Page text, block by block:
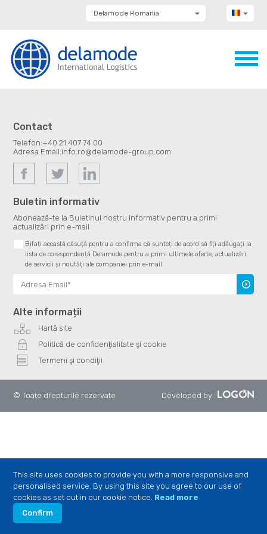
Delamode Romania
Delamode Bulgaria
Delamode Estonia
Delamode Latvia
Contact
Telefon:+40 21 407 74 00
Adresa Email:info.ro@delamode-group.com
Buletin informativ
Abonează-te la Buletinul nostru Informativ pentru a primi
actualizări prin e-mail
Bifați această căsuță pentru a confirma că sunteți de acord să fiți adăugați la
lista de corespondență Delamode pentru a primi ultimele oferte, actualizări
de servicii și noutăți ale companiei prin e-mail
Alte informații
Hartă site
Politică de confidenţialitate şi cookie
Termeni şi condiţii
© Toate drepturile rezervate Developed by :
This site uses cookies to provide you with a more responsive and
personalised service. By using this site you agree to our use of
cookies as set out in our cookie notice. Read more
Confirm